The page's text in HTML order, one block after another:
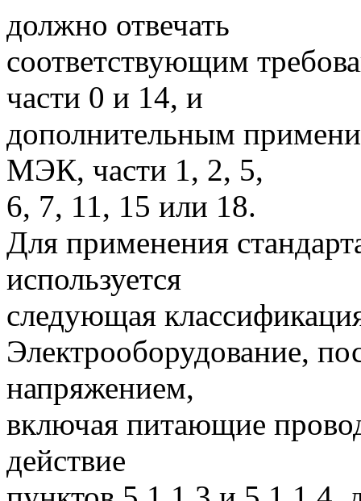
должно отвечать
соответствующим
части 0 и 14, и
дополнительным
МЭК, части 1, 2, 5,
6, 7, 11, 15 или 18.
Для применения
используется
следующая
Электрооборудование,
напряжением,
включая питающие
действие